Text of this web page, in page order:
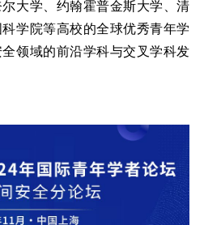
大学、约翰霍普金斯大学、清
学院等高校的全球优秀青年学
领域的前沿学科与交叉学科发